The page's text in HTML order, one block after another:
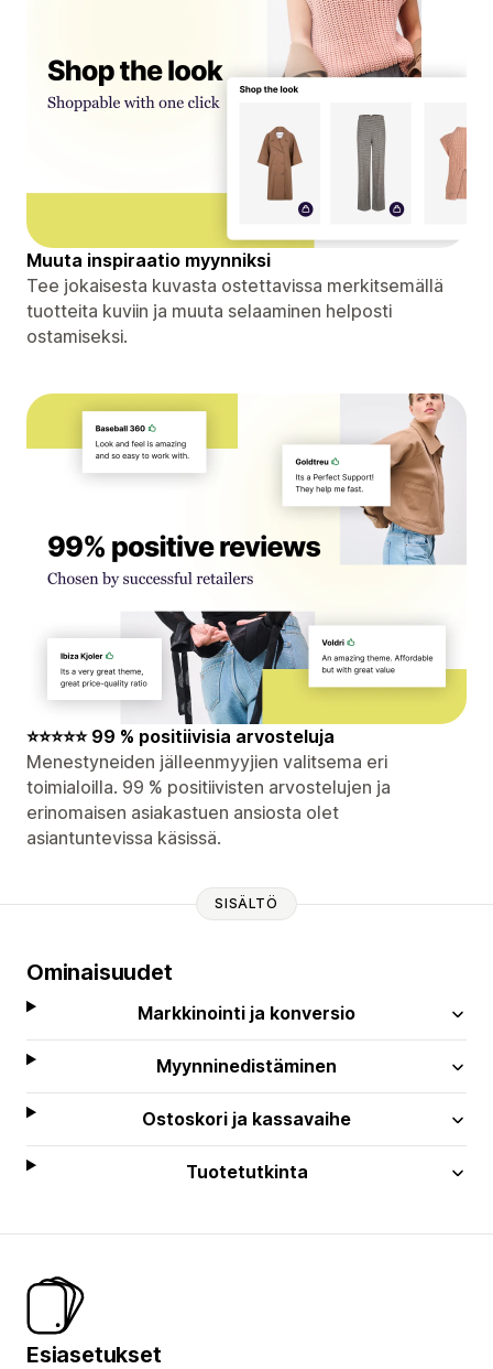
Muuta inspiraatio myynniksi
Tee jokaisesta kuvasta ostettavissa merkitsemällä
tuotteita kuviin ja muuta selaaminen helposti
ostamiseksi.
⭐⭐⭐⭐⭐ 99 % positiivisia arvosteluja
Menestyneiden jälleenmyyjien valitsema eri
toimialoilla. 99 % positiivisten arvostelujen ja
erinomaisen asiakastuen ansiosta olet
asiantuntevissa käsissä.
SISÄLTÖ
Ominaisuudet
Markkinointi ja konversio
Myynninedistäminen
Ostoskori ja kassavaihe
Tuotetutkinta
Esiasetukset